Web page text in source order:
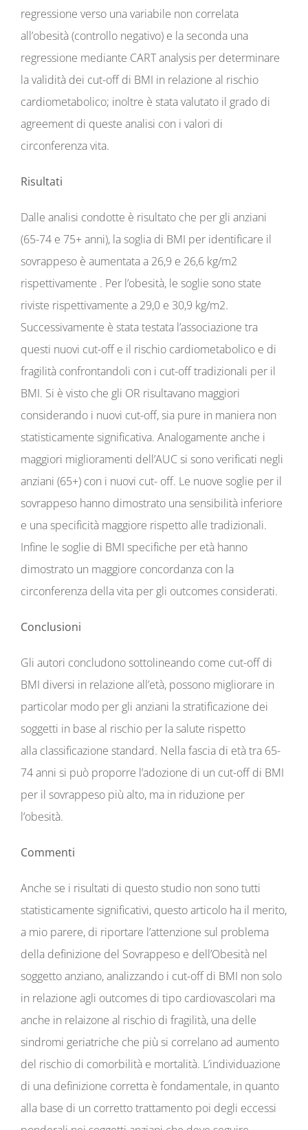
regressione verso una variabile non correlata
all’obesità (controllo negativo) e la seconda una
regressione mediante CART analysis per determinare
la validità dei cut-off di BMI in relazione al rischio
cardiometabolico; inoltre è stata valutato il grado di
agreement di queste analisi con i valori di
circonferenza vita.
Risultati
Dalle analisi condotte è risultato che per gli anziani
(65-74 e 75+ anni), la soglia di BMI per identificare il
sovrappeso è aumentata a 26,9 e 26,6 kg/m2
rispettivamente . Per l’obesità, le soglie sono state
riviste rispettivamente a 29,0 e 30,9 kg/m2.
Successivamente è stata testata l’associazione tra
questi nuovi cut-off e il rischio cardiometabolico e di
fragilità confrontandoli con i cut-off tradizionali per il
BMI. Si è visto che gli OR risultavano maggiori
considerando i nuovi cut-off, sia pure in maniera non
statisticamente significativa. Analogamente anche i
maggiori miglioramenti dell’AUC si sono verificati negli
anziani (65+) con i nuovi cut- off. Le nuove soglie per il
sovrappeso hanno dimostrato una sensibilità inferiore
e una specificità maggiore rispetto alle tradizionali.
Infine le soglie di BMI specifiche per età hanno
dimostrato un maggiore concordanza con la
circonferenza della vita per gli outcomes considerati.
Conclusioni
Gli autori concludono sottolineando come cut-off di
BMI diversi in relazione all’età, possono migliorare in
particolar modo per gli anziani la stratificazione dei
soggetti in base al rischio per la salute rispetto
alla classificazione standard. Nella fascia di età tra 65-
74 anni si può proporre l’adozione di un cut-off di BMI
per il sovrappeso più alto, ma in riduzione per
l’obesità.
Commenti
Anche se i risultati di questo studio non sono tutti
statisticamente significativi, questo articolo ha il merito,
a mio parere, di riportare l’attenzione sul problema
della definizione del Sovrappeso e dell’Obesità nel
soggetto anziano, analizzando i cut-off di BMI non solo
in relazione agli outcomes di tipo cardiovascolari ma
anche in relaizone al rischio di fragilità, una delle
sindromi geriatriche che più si correlano ad aumento
del rischio di comorbilità e mortalità. L’individuazione
di una definizione corretta è fondamentale, in quanto
alla base di un corretto trattamento poi degli eccessi